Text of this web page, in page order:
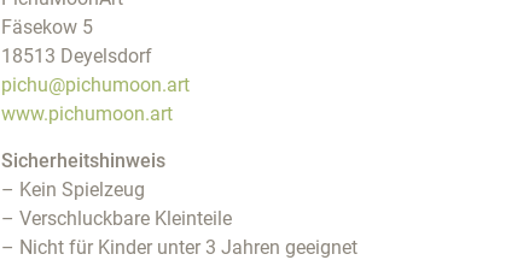
Fäsekow 5
18513 Deyelsdorf
pichu@pichumoon.art
www.pichumoon.art
Sicherheitshinweis
– Kein Spielzeug
– Verschluckbare Kleinteile
– Nicht für Kinder unter 3 Jahren geeignet